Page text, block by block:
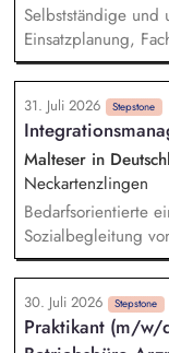
Selbstständige und
Einsatzplanung,
eingesetzten
der technischen
Erstellung und
Arbeitsrichtlinien
und Optimierung
Tagesgeschäft für
kaufmännischen/
31. Juli 2026 Stepstone
Malteser in
Neckartenzlingen
Bedarfsorientierte
Sozialbegleitung
bei Fragen rund
Gesundheit und
Behörden der
30. Juli 2026 Stepstone
Praktikant (m/w/